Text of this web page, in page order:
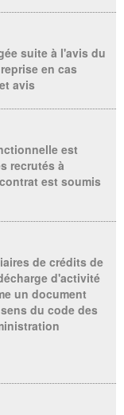
suite à l'avis du
en cas
avis
est
recrutés à
est soumis
de crédits de
d'activité
un document
du code des